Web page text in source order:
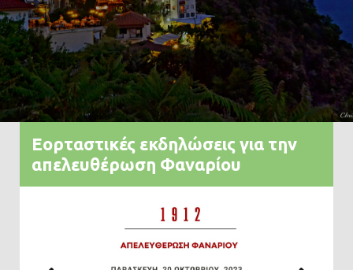
Εορταστικές εκδηλώσεις για την
απελευθέρωση Φαναρίου